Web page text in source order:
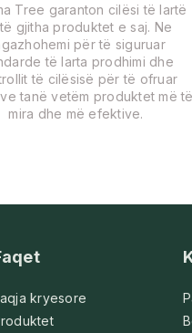
Tree garanton cilësi të lartë
gjitha produktet e saj. Ne
për të siguruar
të larta prodhimi dhe
të cilësisë për të ofruar
tanë vetëm produktet më të
mira dhe më efektive.
kryesore